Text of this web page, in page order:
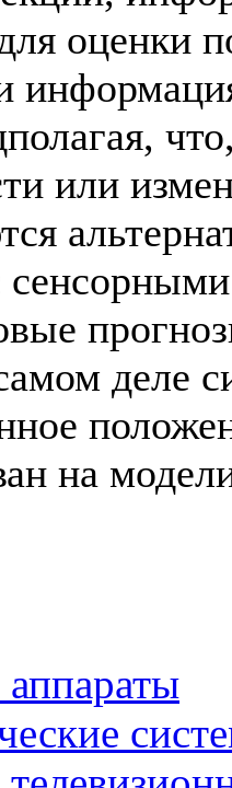
оценки
или
деле
на